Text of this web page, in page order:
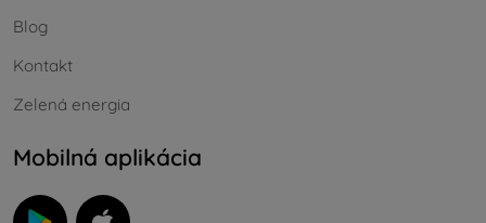
Blog
Kontakt
Zelená energia
Mobilná aplikácia